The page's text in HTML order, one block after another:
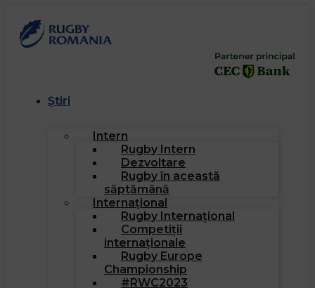
Știri
Intern
Rugby Intern
Dezvoltare
Rugby în această
săptămână
Internațional
Rugby Internațional
Competiții
internaționale
Rugby Europe
Championship
#RWC2023